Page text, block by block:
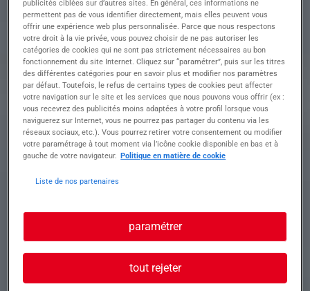
d'intervention
- La mise en place des signalisations sur le
chantier
- La manutention sur le chantier
Diverses missions sur Annecy à pourvoir en
intérim
Profil recherché
Vous avez une première expérience en tant que
Vous êtes sérieux et motivés ?
N'hésitez pas à nous envoyer votre candidature
publicités ciblées sur d’autres sites. En général, ces informations ne
permettent pas de vous identifier directement, mais elles peuvent vous
offrir une expérience web plus personnalisée. Parce que nous respectons
votre droit à la vie privée, vous pouvez choisir de ne pas autoriser les
catégories de cookies qui ne sont pas strictement nécessaires au bon
fonctionnement du site Internet. Cliquez sur “paramétrer”, puis sur les titres
des différentes catégories pour en savoir plus et modifier nos paramètres
par défaut. Toutefois, le refus de certains types de cookies peut affecter
votre navigation sur le site et les services que nous pouvons vous offrir (ex :
vous recevrez des publicités moins adaptées à votre profil lorsque vous
naviguerez sur Internet, vous ne pourrez pas partager du contenu via les
réseaux sociaux, etc.). Vous pourrez retirer votre consentement ou modifier
votre paramétrage à tout moment via l’icône cookie disponible en bas et à
gauche de votre navigateur. Politique en matière de cookie
Liste de nos partenaires
paramétrer
tout rejeter